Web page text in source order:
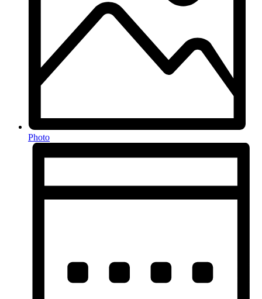
Photo